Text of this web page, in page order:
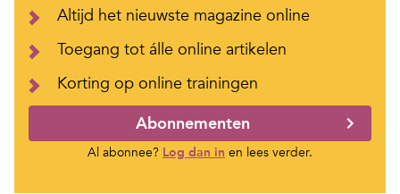
Altijd het nieuwste magazine online
Toegang tot álle online artikelen
Korting op online trainingen
Abonnementen
Al abonnee? Log dan in en lees verder.